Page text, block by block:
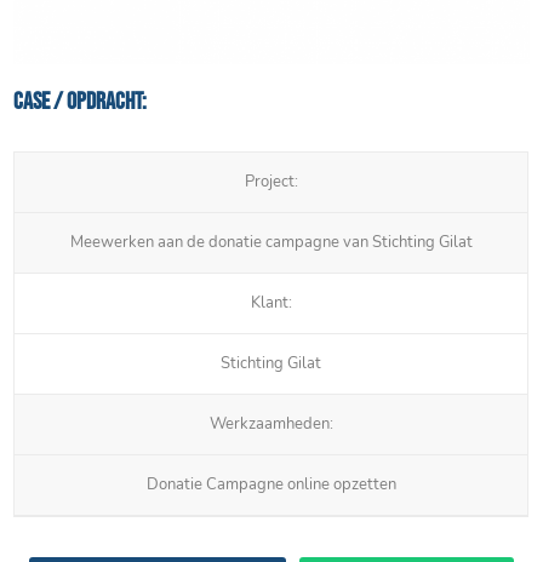
Case / Opdracht:
Project:
Meewerken aan de donatie campagne van Stichting Gilat
Klant:
Stichting Gilat
Werkzaamheden:
Donatie Campagne online opzetten